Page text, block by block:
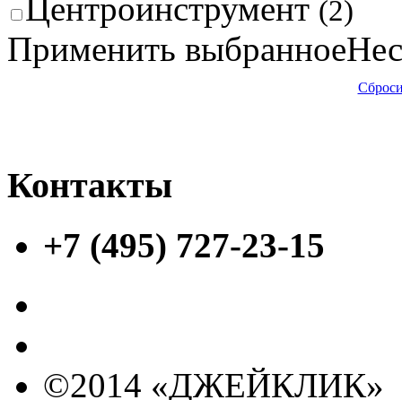
Центроинструмент (2)
Применить выбранное
Контакты
+7 (495) 727-23-15
©2014 «ДЖЕЙКЛИК»